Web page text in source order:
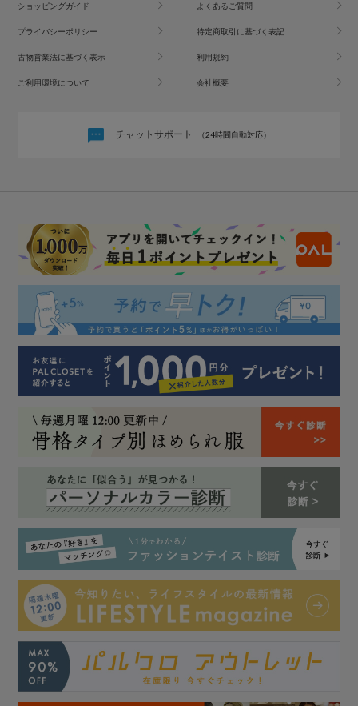
ショッピングガイド よくあるご質問
プライバシーポリシー 特定商取引に基づく表記
古物営業法に基づく表示 利用規約
ご利用環境について 会社概要
チャットサポート （24時間自動対応）